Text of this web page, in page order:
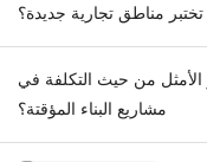
تختبر مناطق تجارية جديدة؟
الأمثل من حيث التكلفة في
مشاريع البناء المؤقتة؟